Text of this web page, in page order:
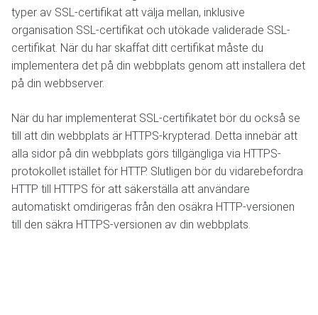
typer av SSL-certifikat att välja mellan, inklusive
organisation SSL-certifikat och utökade validerade SSL-
certifikat. När du har skaffat ditt certifikat måste du
implementera det på din webbplats genom att installera det
på din webbserver.
När du har implementerat SSL-certifikatet bör du också se
till att din webbplats är HTTPS-krypterad. Detta innebär att
alla sidor på din webbplats görs tillgängliga via HTTPS-
protokollet istället för HTTP. Slutligen bör du vidarebefordra
HTTP till HTTPS för att säkerställa att användare
automatiskt omdirigeras från den osäkra HTTP-versionen
till den säkra HTTPS-versionen av din webbplats.